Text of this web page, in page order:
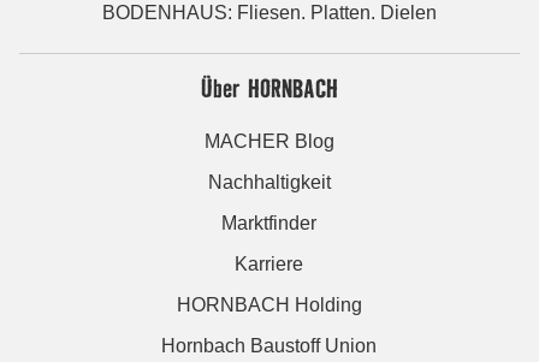
BODENHAUS: Fliesen. Platten. Dielen
Über HORNBACH
MACHER Blog
Nachhaltigkeit
Marktfinder
Karriere
HORNBACH Holding
Hornbach Baustoff Union